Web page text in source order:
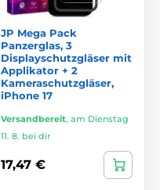
JP Mega Pack
Panzerglas, 3
Displayschutzgläser mit
Applikator + 2
Kameraschutzgläser,
iPhone 17
Versandbereit, am Dienstag
11. 8. bei dir
17,47 €